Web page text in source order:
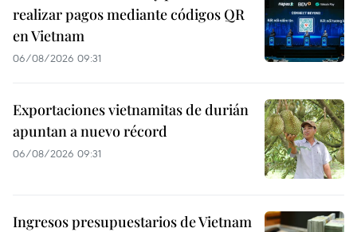
realizar pagos mediante códigos QR
en Vietnam
06/08/2026 09:31
Exportaciones vietnamitas de durián
apuntan a nuevo récord
06/08/2026 09:31
Ingresos presupuestarios de Vietnam